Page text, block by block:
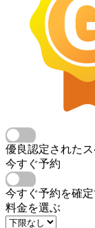
優良認定された
今すぐ予約
今すぐ予約を確
料金を選ぶ